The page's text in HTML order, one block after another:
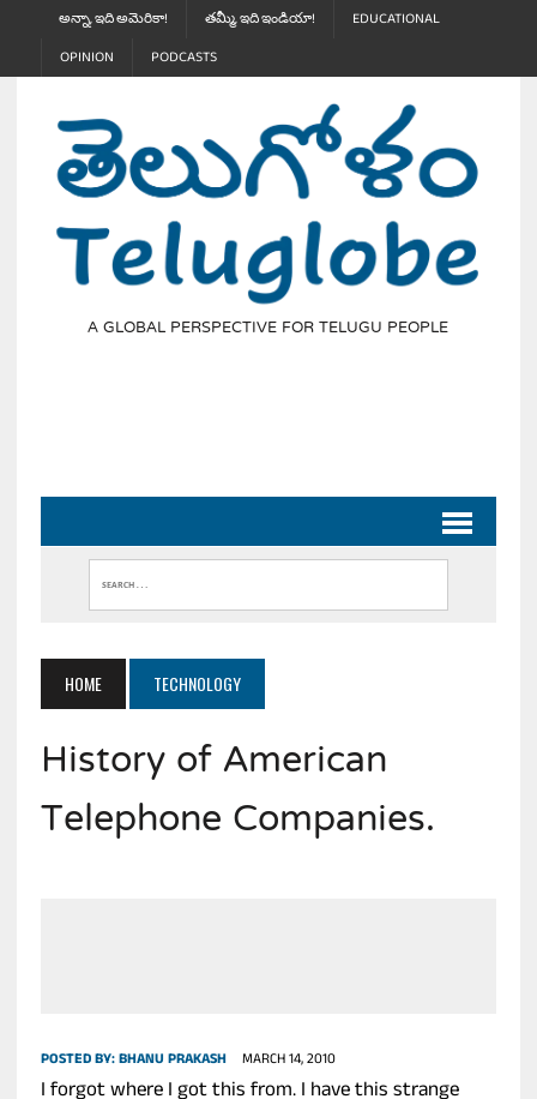
అన్నా, ఇది అమెరికా! తమ్మీ, ఇది ఇండియా!
EDUCATIONAL
OPINION
PODCASTS
A GLOBAL PERSPECTIVE FOR TELUGU PEOPLE
HOME TECHNOLOGY
History of American
Telephone Companies.
POSTED BY:BHANU PRAKASH MARCH 14, 2010
I forgot where I got this from. I have this strange